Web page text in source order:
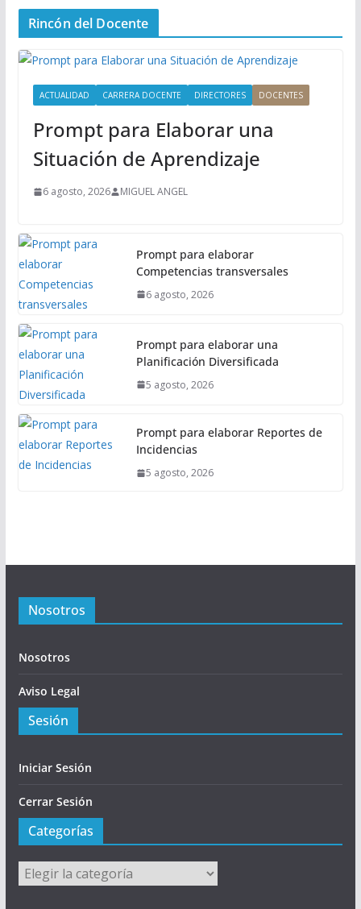
n
P
Rincón del Docente
ACTUALIDAD CARRERA DOCENTE DIRECTORES DOCENTES
Prompt para Elaborar una
Situación de Aprendizaje
6 agosto, 2026 MIGUEL ANGEL
Prompt para elaborar
Competencias transversales
6 agosto, 2026
Prompt para elaborar una
Planificación Diversificada
5 agosto, 2026
Prompt para elaborar Reportes de
Incidencias
5 agosto, 2026
Nosotros
Nosotros
Aviso Legal
Sesión
Iniciar Sesión
Cerrar Sesión
Categorías
Categorías